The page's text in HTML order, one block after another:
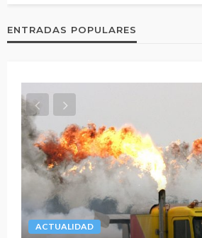
ENTRADAS POPULARES
ACTUALIDAD